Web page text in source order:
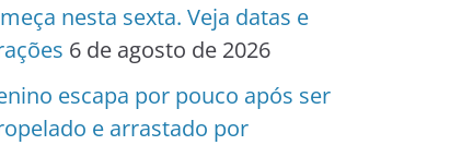
nesta sexta. Veja datas e
6 de agosto de 2026
escapa por pouco após ser
e arrastado por